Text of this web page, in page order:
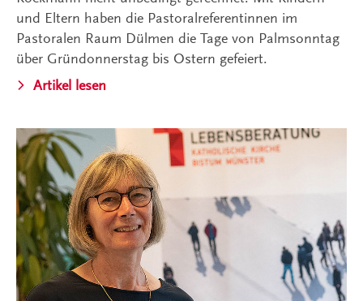
und Eltern haben die Pastoralreferentinnen im
Pastoralen Raum Dülmen die Tage von Palmsonntag
über Gründonnerstag bis Ostern gefeiert.
Artikel lesen